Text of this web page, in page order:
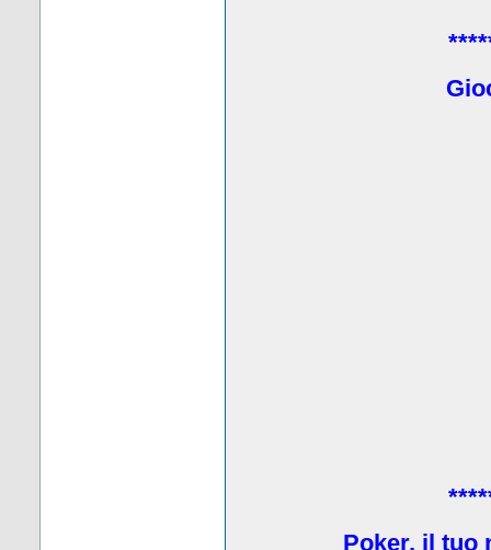
Poker, il tuo